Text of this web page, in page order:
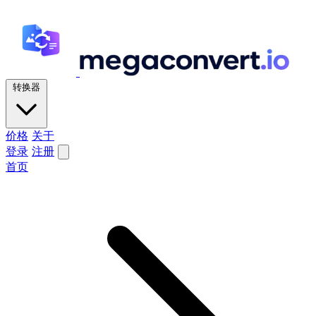
转换器
价格 关于
登录 注册
首页